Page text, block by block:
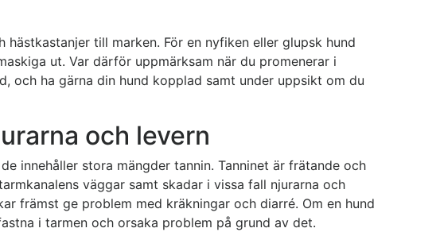
hästkastanjer till marken. För en nyfiken eller glupsk hund
ut. Var därför uppmärksam när du promenerar i
och ha gärna din hund kopplad samt under uppsikt om du
och levern
innehåller stora mängder tannin. Tanninet är frätande och
väggar samt skadar i vissa fall njurarna och
främst ge problem med kräkningar och diarré. Om en hund
i tarmen och orsaka problem på grund av det.